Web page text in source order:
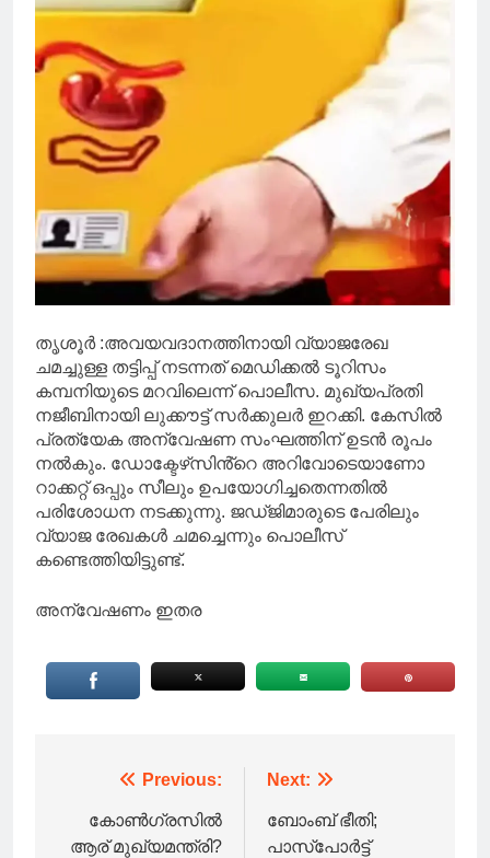
തൃശൂർ :അവയവദാനത്തിനായി വ്യാജരേഖ
ചമച്ചുള്ള തട്ടിപ്പ് നടന്നത് മെഡിക്കല്‍ ടൂറിസം
കമ്പനിയുടെ മറവിലെന്ന് പൊലീസ. മുഖ്യപ്രതി
നജീബിനായി ലുക്കൗട്ട് സര്‍ക്കുലര്‍ ഇറക്കി. കേസില്‍
പ്രത്യേക അന്വേഷണ സംഘത്തിന് ഉടൻ രൂപം
നല്‍കും. ഡോക്ടേഴ്‌സിൻ്റെ അറിവോടെയാണോ
റാക്കറ്റ് ഒപ്പും സീലും ഉപയോഗിച്ചതെന്നതില്‍
പരിശോധന നടക്കുന്നു. ജഡ്‌ജിമാരുടെ പേരിലും
വ്യാജ രേഖകള്‍ ചമച്ചെന്നും പൊലീസ്
കണ്ടെത്തിയിട്ടുണ്ട്.
അന്വേഷണം ഇതര
navigation
Previous:
കോൺഗ്രസിൽ
ആര് മുഖ്യമന്ത്രി?
Next:
ബോംബ് ഭീതി;
പാസ്‌പോർട്ട്